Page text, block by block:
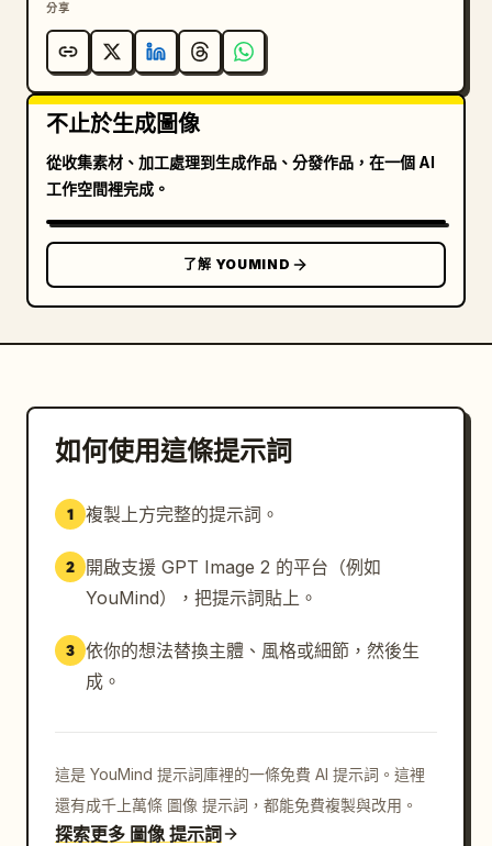
標籤。避免寫實風格；維持精緻的動漫設計稿質感。
分享
不止於生成圖像
從收集素材、加工處理到生成作品、分發作品，在一個 AI
工作空間裡完成。
了解 YOUMIND
如何使用這條提示詞
1 複製上方完整的提示詞。
2
開啟支援 GPT Image 2 的平台（例如
YouMind），把提示詞貼上。
3 依你的想法替換主體、風格或細節，然後生
成。
這是 YouMind 提示詞庫裡的一條免費 AI 提示詞。這裡
還有成千上萬條 圖像 提示詞，都能免費複製與改用。
探索更多 圖像 提示詞